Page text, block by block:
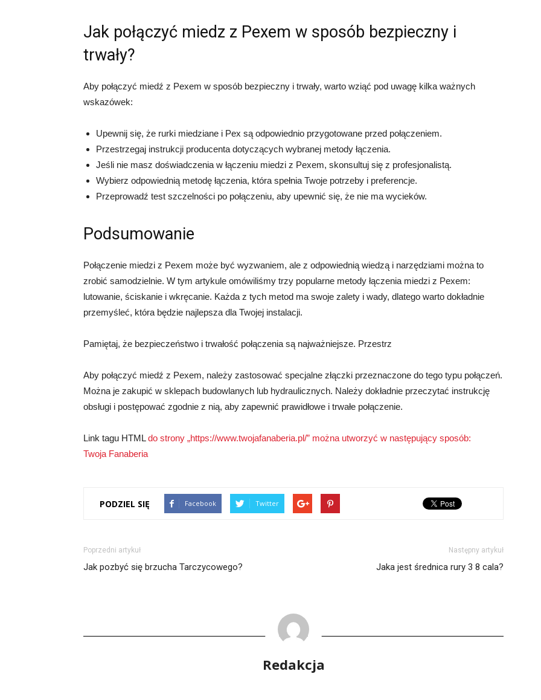
Jak połączyć miedz z Pexem w sposób bezpieczny i
trwały?
Aby połączyć miedź z Pexem w sposób bezpieczny i trwały, warto wziąć pod uwagę kilka ważnych
wskazówek:
Upewnij się, że rurki miedziane i Pex są odpowiednio przygotowane przed połączeniem.
Przestrzegaj instrukcji producenta dotyczących wybranej metody łączenia.
Jeśli nie masz doświadczenia w łączeniu miedzi z Pexem, skonsultuj się z profesjonalistą.
Wybierz odpowiednią metodę łączenia, która spełnia Twoje potrzeby i preferencje.
Przeprowadź test szczelności po połączeniu, aby upewnić się, że nie ma wycieków.
Podsumowanie
Połączenie miedzi z Pexem może być wyzwaniem, ale z odpowiednią wiedzą i narzędziami można to
zrobić samodzielnie. W tym artykule omówiliśmy trzy popularne metody łączenia miedzi z Pexem:
lutowanie, ściskanie i wkręcanie. Każda z tych metod ma swoje zalety i wady, dlatego warto dokładnie
przemyśleć, która będzie najlepsza dla Twojej instalacji.
Pamiętaj, że bezpieczeństwo i trwałość połączenia są najważniejsze. Przestrz
Aby połączyć miedź z Pexem, należy zastosować specjalne złączki przeznaczone do tego typu połączeń.
Można je zakupić w sklepach budowlanych lub hydraulicznych. Należy dokładnie przeczytać instrukcję
obsługi i postępować zgodnie z nią, aby zapewnić prawidłowe i trwałe połączenie.
Link tagu HTMLdo strony „https://www.twojafanaberia.pl/” można utworzyć w następujący sposób:
Twoja Fanaberia
PODZIEL SIĘ Facebook Twitter
Poprzedni artykuł
Jak pozbyć się brzucha Tarczycowego?
Następny artykuł
Jaka jest średnica rury 3 8 cala?
Redakcja